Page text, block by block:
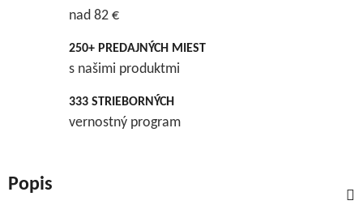
nad 82 €
250+ PREDAJNÝCH MIEST
s našimi produktmi
333 STRIEBORNÝCH
vernostný program
Popis